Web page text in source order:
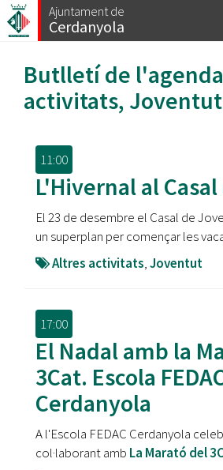
Vés
al
Ajuntament de
Cerdanyola
Butlletí de l'agenda
activitats, Joventut
11:00
L'Hivernal al
El 23 de desembre el Casal de
un superplan per començar les
Altres activitats,Joventut
17:00
El Nadal amb la
3Cat. Escola
Cerdanyola
A l'Escola FEDAC Cerdanyola
col·laborant amb La Marató del